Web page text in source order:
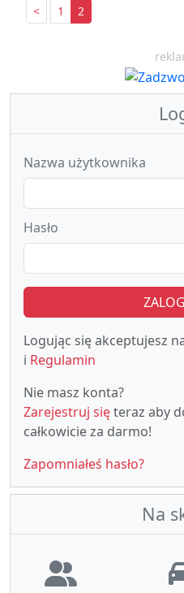
< 1 2
Nazwa użytkownika
Hasło
Logując się akceptujesz
i Regulamin
Nie masz konta?
Zarejestruj sięteraz aby
całkowicie za darmo!
Zapomniałeś hasło?
Na